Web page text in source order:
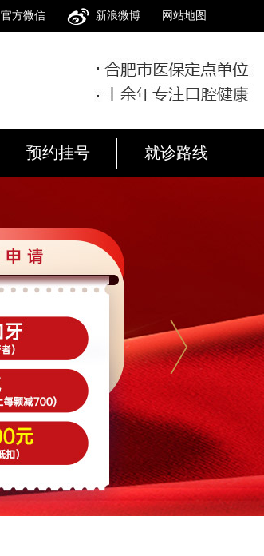
官方微信 新浪微博 网站地图
预约挂号 就诊路线